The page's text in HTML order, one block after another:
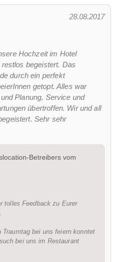
28.08.2017
Hochzeit im Hotel
begeistert. Das
durch ein perfekt
getopt. Alles war
Planung, Service und
übertroffen. Wir und all
Sehr sehr
Betreibers vom
tolles Feedback zu Eurer
bei uns feiern konntet
bei uns im Restaurant